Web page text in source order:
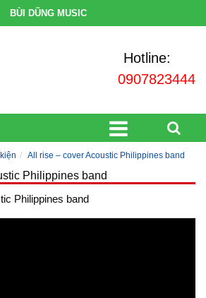
BÙI DŨNG MUSIC
Hotline:
0907823444
All rise – cover Acoustic Philippines band
Philippines band
Philippines band